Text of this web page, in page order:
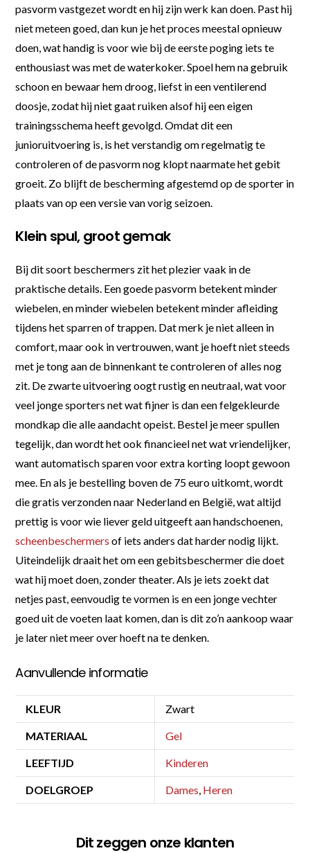
pasvorm vastgezet wordt en hij zijn werk kan doen. Past hij
niet meteen goed, dan kun je het proces meestal opnieuw
doen, wat handig is voor wie bij de eerste poging iets te
enthousiast was met de waterkoker. Spoel hem na gebruik
schoon en bewaar hem droog, liefst in een ventilerend
doosje, zodat hij niet gaat ruiken alsof hij een eigen
trainingsschema heeft gevolgd. Omdat dit een
junioruitvoering is, is het verstandig om regelmatig te
controleren of de pasvorm nog klopt naarmate het gebit
groeit. Zo blijft de bescherming afgestemd op de sporter in
plaats van op een versie van vorig seizoen.
Klein spul, groot gemak
Bij dit soort beschermers zit het plezier vaak in de
praktische details. Een goede pasvorm betekent minder
wiebelen, en minder wiebelen betekent minder afleiding
tijdens het sparren of trappen. Dat merk je niet alleen in
comfort, maar ook in vertrouwen, want je hoeft niet steeds
met je tong aan de binnenkant te controleren of alles nog
zit. De zwarte uitvoering oogt rustig en neutraal, wat voor
veel jonge sporters net wat fijner is dan een felgekleurde
mondkap die alle aandacht opeist. Bestel je meer spullen
tegelijk, dan wordt het ook financieel net wat vriendelijker,
want automatisch sparen voor extra korting loopt gewoon
mee. En als je bestelling boven de 75 euro uitkomt, wordt
die gratis verzonden naar Nederland en België, wat altijd
prettig is voor wie liever geld uitgeeft aan handschoenen,
scheenbeschermers of iets anders dat harder nodig lijkt.
Uiteindelijk draait het om een gebitsbeschermer die doet
wat hij moet doen, zonder theater. Als je iets zoekt dat
netjes past, eenvoudig te vormen is en een jonge vechter
goed uit de voeten laat komen, dan is dit zo’n aankoop waar
je later niet meer over hoeft na te denken.
Aanvullende informatie
KLEUR Zwart
MATERIAAL Gel
LEEFTIJD Kinderen
DOELGROEP Dames, Heren
Dit zeggen onze klanten